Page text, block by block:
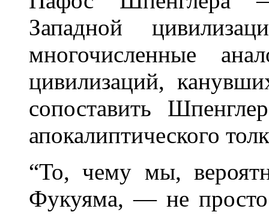
Западной
многочисленные
цивилизаций,
сопоставить
апокалиптического
“То, чему мы,
Фукуяма, — не